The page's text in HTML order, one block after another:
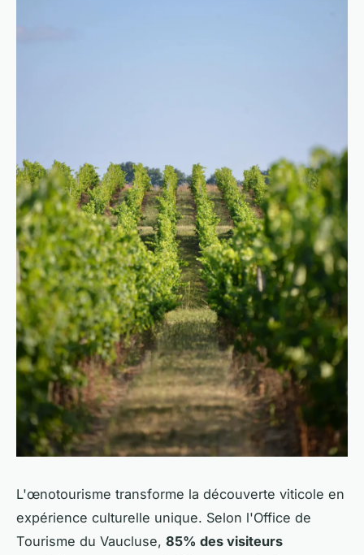
L'œnotourisme transforme la découverte viticole en
expérience culturelle unique. Selon l'Office de
Tourisme du Vaucluse, 85% des visiteurs